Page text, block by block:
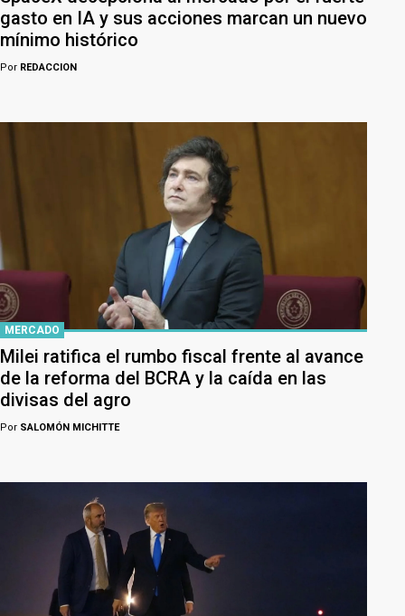
gasto en IA y sus acciones marcan un nuevo
mínimo histórico
Por REDACCION
MERCADO
Milei ratifica el rumbo fiscal frente al avance
de la reforma del BCRA y la caída en las
divisas del agro
Por SALOMÓN MICHITTE